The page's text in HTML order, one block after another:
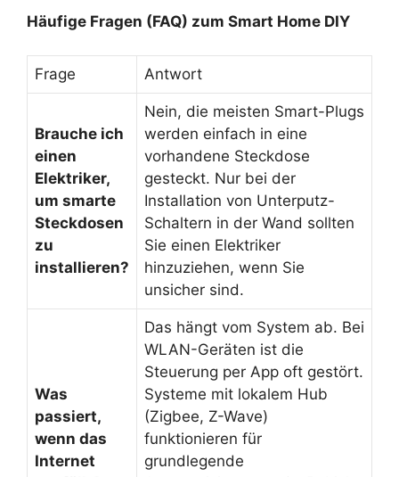
Häufige Fragen (FAQ) zum Smart Home DIY
Frage Antwort
Brauche ich
einen
Elektriker,
um smarte
Steckdosen
zu
installieren?
Nein, die meisten Smart-Plugs
werden einfach in eine
vorhandene Steckdose
gesteckt. Nur bei der
Installation von Unterputz-
Schaltern in der Wand sollten
Sie einen Elektriker
hinzuziehen, wenn Sie
unsicher sind.
Was
passiert,
wenn das
Internet
Das hängt vom System ab. Bei
WLAN-Geräten ist die
Steuerung per App oft gestört.
Systeme mit lokalem Hub
(Zigbee, Z-Wave)
funktionieren für
grundlegende